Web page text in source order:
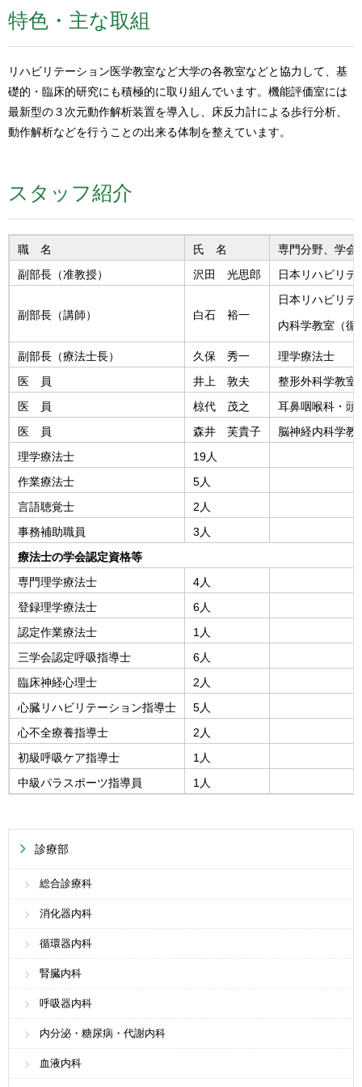
特色・主な取組
リハビリテーション医学教室など大学の各教室などと協力して、基
礎的・臨床的研究にも積極的に取り組んでいます。機能評価室には
最新型の３次元動作解析装置を導入し、床反力計による歩行分析、
動作解析などを行うことの出来る体制を整えています。
スタッフ紹介
職 名 氏 名
専門分野、学会
副部長（准教授）
沢田 光思郎 日本リハビリ
副部長（講師） 白石 裕一
日本リハビリ
内科学教室（循
副部長（療法士長） 久保 秀一
理学療法士
医 員
井上 敦夫
整形外科学教室
医 員
椋代 茂之
耳鼻咽喉科・頭
医 員
森井 芙貴子
脳神経内科学教
理学療法士
19人
作業療法士
5人
言語聴覚士
2人
事務補助職員
3人
療法士の学会認定資格等
専門理学療法士
4人
登録理学療法士
6人
認定作業療法士
1人
三学会認定呼吸指導士
6人
臨床神経心理士
2人
心臓リハビリテーション指導士
5人
心不全療養指導士
2人
初級呼吸ケア指導士
1人
中級パラスポーツ指導員
1人
診療部
総合診療科
消化器内科
循環器内科
腎臓内科
呼吸器内科
内分泌・糖尿病・代謝内科
血液内科